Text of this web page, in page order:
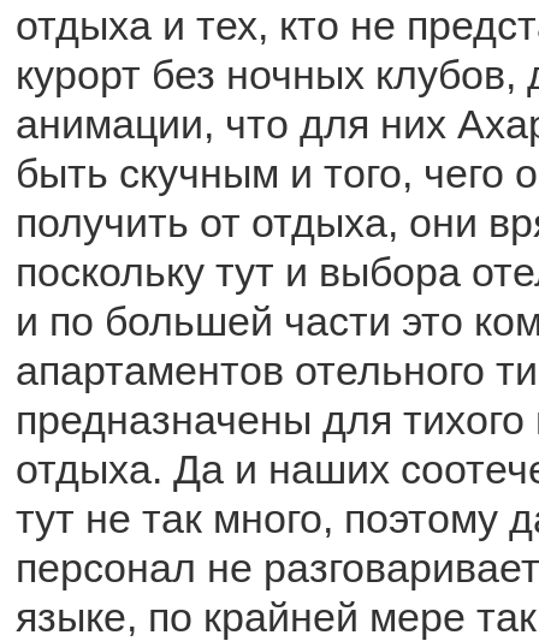
отдыха и тех, кто не
курорт без ночных клубов,
анимации, что для них
быть скучным и того, чего
получить от отдыха, они
поскольку тут и выбора
и по большей части это
апартаментов отельного
предназначены для тихого
отдыха. Да и наших
тут не так много, поэтому
персонал не
языке, по крайней мере